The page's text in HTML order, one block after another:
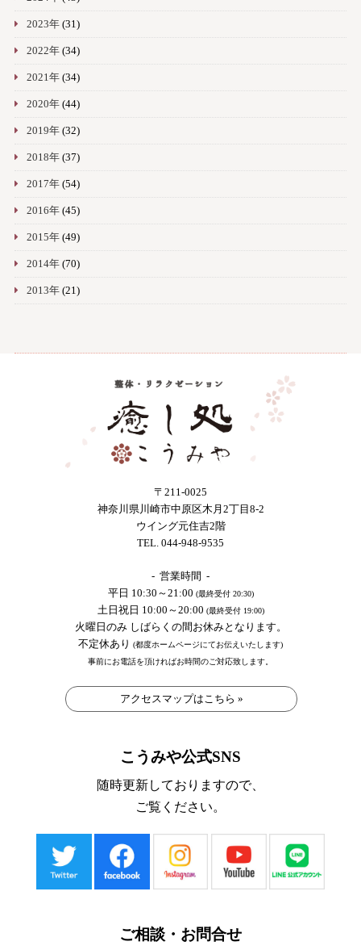
2023年(31)
2022年(34)
2021年(34)
2020年(44)
2019年(32)
2018年(37)
2017年(54)
2016年(45)
2015年(49)
2014年(70)
2013年(21)
〒211-0025
神奈川県川崎市中原区木月2丁目8-2
ウイング元住吉2階
TEL. 044-948-9535
- 営業時間 -
平日 10:30～21:00 (最終受付 20:30)
土日祝日 10:00～20:00 (最終受付 19:00)
火曜日のみ しばらくの間お休みとなります。
不定休あり (都度ホームページにてお伝えいたします)
事前にお電話を頂ければお時間のご対応致します。
アクセスマップはこちら »
こうみや公式SNS
随時更新しておりますので、
ご覧ください。
ご相談・お問合せ